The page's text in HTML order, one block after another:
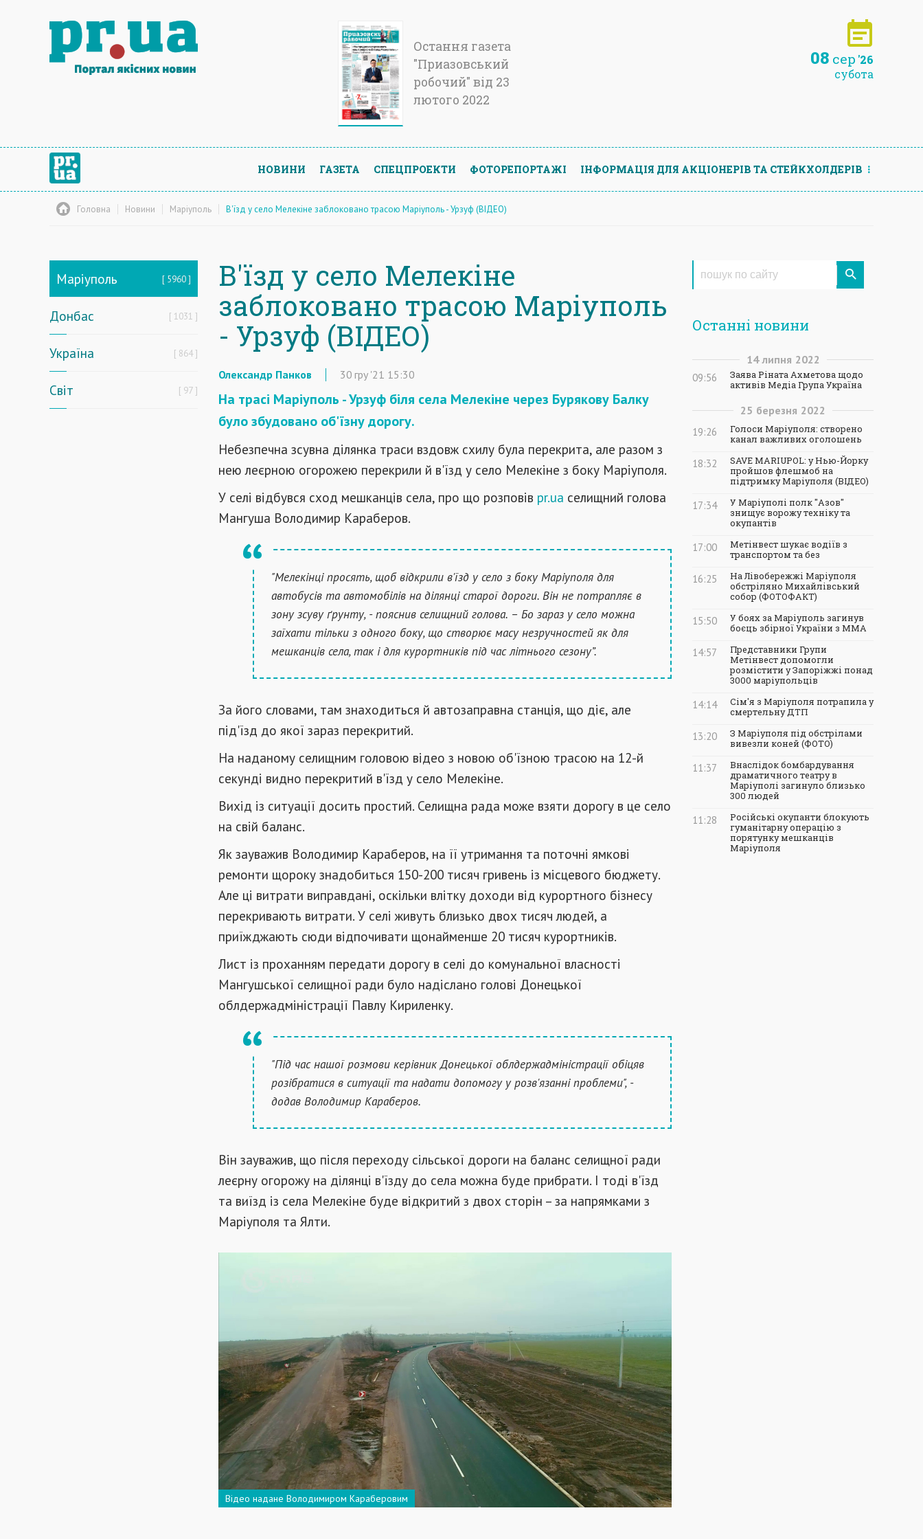
Остання газета
"Приазовський
робочий" від 23
лютого 2022
08 сер '26
субота
НОВИНИ ГАЗЕТА СПЕЦПРОЕКТИ ФОТОРЕПОРТАЖІ ІНФОРМАЦIЯ ДЛЯ АКЦIОНЕРIВ ТА СТЕЙКХОЛДЕРIВ
Головна Новини Маріуполь В'їзд у село Мелекіне заблоковано трасою Маріуполь - Урзуф (ВІДЕО)
Маріуполь 5960
Донбас 1031
Україна 864
Світ 97
В'їзд у село Мелекіне
заблоковано трасою Маріуполь
- Урзуф (ВІДЕО)
Олександр Панков 30 гру '21 15:30
На трасі Маріуполь - Урзуф біля села Мелекіне через Бурякову Балку
було збудовано об'їзну дорогу.
Небезпечна зсувна ділянка траси вздовж схилу була перекрита, але разом з
нею леєрною огорожею перекрили й в'їзд у село Мелекіне з боку Маріуполя.
У селі відбувся сход мешканців села, про що розповів pr.ua селищний голова
Мангуша Володимир Караберов.
"Мелекінці просять, щоб відкрили в'їзд у село з боку Маріуполя для
автобусів та автомобілів на ділянці старої дороги. Він не потрапляє в
зону зсуву ґрунту, - пояснив селищний голова. – Бо зараз у село можна
заїхати тільки з одного боку, що створює масу незручностей як для
мешканців села, так і для курортників під час літнього сезону”.
За його словами, там знаходиться й автозаправна станція, що діє, але
під'їзд до якої зараз перекритий.
На наданому селищним головою відео з новою об'їзною трасою на 12-й
секунді видно перекритий в'їзд у село Мелекіне.
Вихід із ситуації досить простий. Селищна рада може взяти дорогу в це село
на свій баланс.
Як зауважив Володимир Караберов, на її утримання та поточні ямкові
ремонти щороку знадобиться 150-200 тисяч гривень із місцевого бюджету.
Але ці витрати виправдані, оскільки влітку доходи від курортного бізнесу
перекривають витрати. У селі живуть близько двох тисяч людей, а
приїжджають сюди відпочивати щонайменше 20 тисяч курортників.
Лист із проханням передати дорогу в селі до комунальної власності
Мангушської селищної ради було надіслано голові Донецької
облдержадміністрації Павлу Кириленку.
"Під час нашої розмови керівник Донецької облдержадміністрації обіцяв
розібратися в ситуації та надати допомогу у розв'язанні проблеми", -
додав Володимир Караберов.
Він зауважив, що після переходу сільської дороги на баланс селищної ради
леєрну огорожу на ділянці в'їзду до села можна буде прибрати. І тоді в'їзд
та виїзд із села Мелекіне буде відкритий з двох сторін – за напрямками з
Маріуполя та Ялти.
Відео надане Володимиром Караберовим
Останні новини
14 липня 2022
09:56
Заява Ріната Ахметова щодо
активів Медіа Група Україна
25 березня 2022
19:26
Голоси Маріуполя: створено
канал важливих оголошень
18:32
SAVE MARIUPOL: у Нью-Йорку
пройшов флешмоб на
підтримку Маріуполя (ВІДЕО)
17:34
У Маріуполі полк "Азов"
знищує ворожу техніку та
окупантів
17:00
Метінвест шукає водіїв з
транспортом та без
16:25
На Лівобережжі Маріуполя
обстріляно Михайлівський
собор (ФОТОФАКТ)
15:50
У боях за Маріуполь загинув
боєць збірної України з ММА
14:57
Представники Групи
Метінвест допомогли
розмістити у Запоріжжі понад
3000 маріупольців
14:14
Сім'я з Маріуполя потрапила у
смертельну ДТП
13:20
З Маріуполя під обстрілами
вивезли коней (ФОТО)
11:37
Внаслідок бомбардування
драматичного театру в
Маріуполі загинуло близько
300 людей
11:28
Російські окупанти блокують
гуманітарну операцію з
порятунку мешканців
Маріуполя